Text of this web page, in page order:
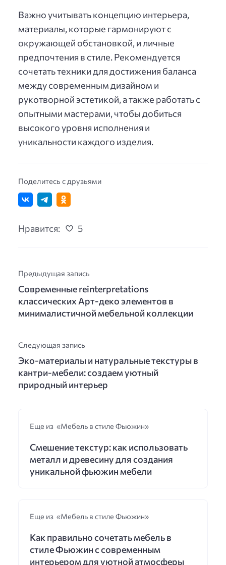
Важно учитывать концепцию интерьера,
материалы, которые гармонируют с
окружающей обстановкой, и личные
предпочтения в стиле. Рекомендуется
сочетать техники для достижения баланса
между современным дизайном и
рукотворной эстетикой, а также работать с
опытными мастерами, чтобы добиться
высокого уровня исполнения и
уникальности каждого изделия.
Поделитесь с друзьями
Нравится: 5
Предыдущая запись
Современные reinterpretations
классических Арт-деко элементов в
минималистичной мебельной коллекции
Следующая запись
Эко-материалы и натуральные текстуры в
кантри-мебели: создаем уютный
природный интерьер
Еще из «Мебель в стиле Фьюжин»
Смешение текстур: как использовать
металл и древесину для создания
уникальной фьюжин мебели
Еще из «Мебель в стиле Фьюжин»
Как правильно сочетать мебель в
стиле Фьюжин с современным
интерьером для уютной атмосферы